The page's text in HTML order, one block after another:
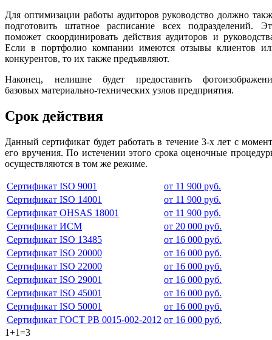
Для оптимизации работы аудиторов руководство должно
подготовить штатное расписание всех подразделений.
поможет скоординировать действия аудиторов и
Если в портфолио компании имеются отзывы клиентов
конкурентов, то их также предъявляют.
Наконец, нелишне будет предоставить
базовых материально-технических узлов предприятия.
Срок действия
Данный сертификат будет работать в течение 3-х лет с
его вручения. По истечении этого срока оценочные
осуществляются в том же режиме.
Сертификат ISO 9001
от 11 900 руб.
Сертификат ISO 14001
от 11 900 руб.
Сертификат OHSAS 18001
от 11 900 руб.
Сертификат ИСМ
от 20 000 руб.
Сертификат ISO 13485
от 16 000 руб.
Сертификат ISO 20000
от 16 000 руб.
Сертификат ISO 22000
от 16 000 руб.
Сертификат ISO 29001
от 16 000 руб.
Сертификат ISO 45001
от 16 000 руб.
Сертификат ISO 50001
от 16 000 руб.
Сертификат ГОСТ РВ 0015-002-2012 от 16 000 руб.
1+1=3